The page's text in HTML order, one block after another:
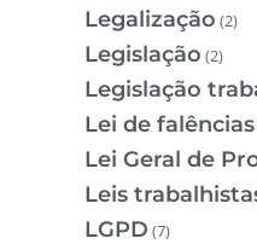
Legalização (2)
Legislação (2)
Legislação
Lei de falências
Lei Geral de
Leis
LGPD (7)